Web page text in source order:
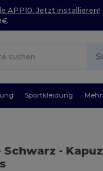
APP10. Jetzt installieren!
Sportkleidung Mehr
Schwarz -